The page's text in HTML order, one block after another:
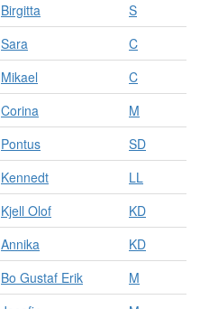
Birgitta
S
Sara
C
Mikael
C
Corina
M
Pontus
SD
Kennedt
LL
Kjell Olof
KD
Annika
KD
Bo Gustaf Erik
M